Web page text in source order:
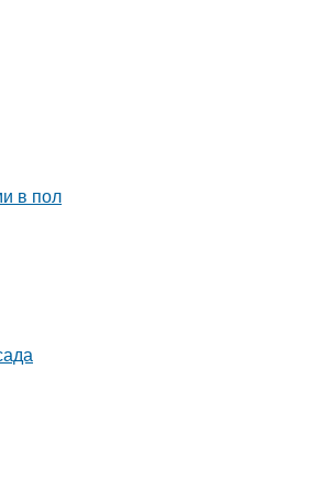
в пол